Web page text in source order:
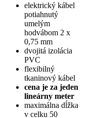
elektrický kábel
potiahnutý
umelým
hodvábom 2 x
0,75 mm
dvojitá izolácia
PVC
flexibilný
tkaninový kábel
cena je za jeden
lineárny meter
maximálna dĺžka
v celku 50